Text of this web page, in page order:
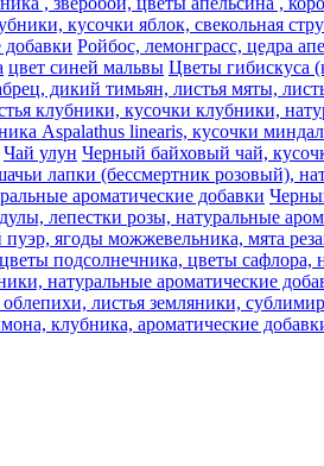
кусочки яблок, свекольная
Ройбос, лемонграсc, цедра
цвет синей мальвы Цветы гибискуса
дикий тимьян, листья мяты,
клубники, кусочки клубники,
Aspalathus linearis, кусочки
Чай улун Черный байховый чай,
лапки (бессмертник розовый),
ароматические добавки
лепестки розы, натуральные
ягоды можжевельника, мята
подсолнечника, цветы сафлора,
натуральные ароматические
листья земляники,
клубника, ароматические